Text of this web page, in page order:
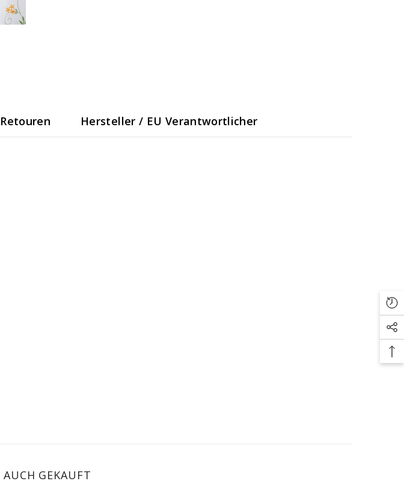
Retouren Hersteller / EU Verantwortlicher
GEKAUFT